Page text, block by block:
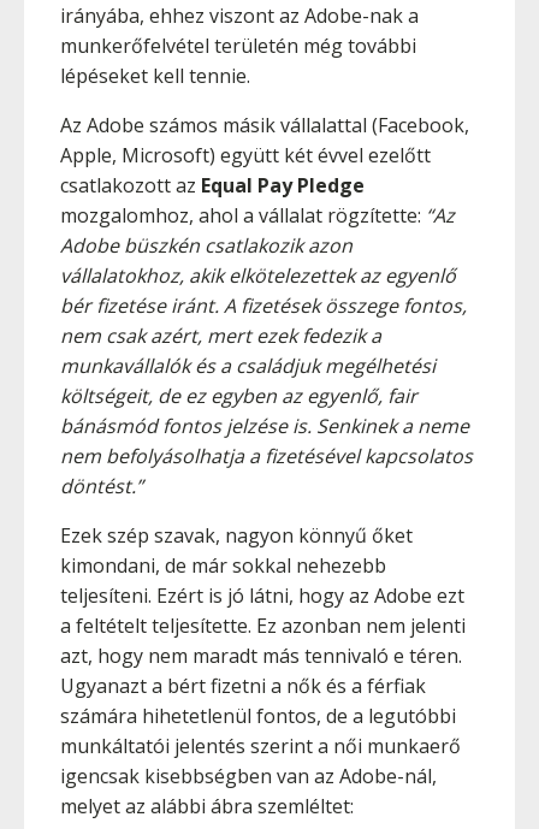
irányába, ehhez viszont az Adobe-nak a
munkerőfelvétel területén még további
lépéseket kell tennie.
Az Adobe számos másik vállalattal (Facebook,
Apple, Microsoft) együtt két évvel ezelőtt
csatlakozott az Equal Pay Pledge
mozgalomhoz, ahol a vállalat rögzítette: “Az
Adobe büszkén csatlakozik azon
vállalatokhoz, akik elkötelezettek az egyenlő
bér fizetése iránt. A fizetések összege fontos,
nem csak azért, mert ezek fedezik a
munkavállalók és a családjuk megélhetési
költségeit, de ez egyben az egyenlő, fair
bánásmód fontos jelzése is. Senkinek a neme
nem befolyásolhatja a fizetésével kapcsolatos
döntést.”
Ezek szép szavak, nagyon könnyű őket
kimondani, de már sokkal nehezebb
teljesíteni. Ezért is jó látni, hogy az Adobe ezt
a feltételt teljesítette. Ez azonban nem jelenti
azt, hogy nem maradt más tennivaló e téren.
Ugyanazt a bért fizetni a nők és a férfiak
számára hihetetlenül fontos, de a legutóbbi
munkáltatói jelentés szerint a női munkaerő
igencsak kisebbségben van az Adobe-nál,
melyet az alábbi ábra szemléltet: